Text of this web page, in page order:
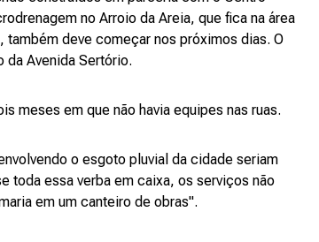
no Arroio da Areia, que fica na área
deve começar nos próximos dias. O
da Avenida Sertório.
meses em que não havia equipes nas ruas.
o esgoto pluvial da cidade seriam
toda essa verba em caixa, os serviços não
em um canteiro de obras".